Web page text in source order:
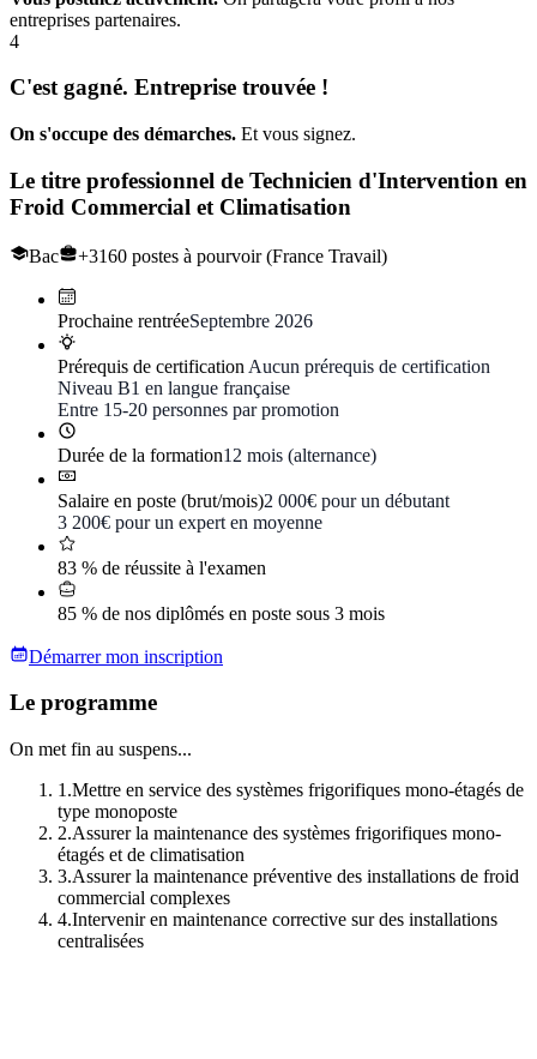
entreprises partenaires.
4
C'est gagné. Entreprise trouvée !
On s'occupe des démarches. Et vous signez.
Le titre professionnel de Technicien d'Intervention en
Froid Commercial et Climatisation
Bac +3160 postes à pourvoir (France Travail)
Prochaine rentréeSeptembre 2026
Prérequis de certification Aucun prérequis de certification
Niveau B1 en langue française
Entre 15-20 personnes par promotion
Durée de la formation12 mois (alternance)
Salaire en poste (brut/mois)2 000€ pour un débutant
3 200€ pour un expert en moyenne
83 % de réussite à l'examen
85 % de nos diplômés en poste sous 3 mois
Démarrer mon inscription
Le programme
On met fin au suspens...
1 .Mettre en service des systèmes frigorifiques mono-étagés de
type monoposte
2.Assurer la maintenance des systèmes frigorifiques mono-
étagés et de climatisation
3.Assurer la maintenance préventive des installations de froid
commercial complexes
4.Intervenir en maintenance corrective sur des installations
centralisées